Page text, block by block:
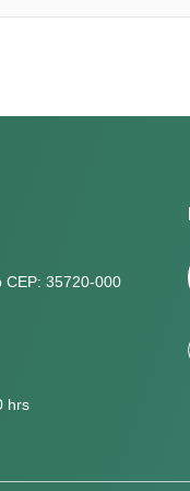
CEP: 35720-000
hrs